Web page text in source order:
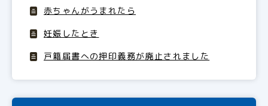
赤ちゃんがうまれたら
妊娠したとき
戸籍届書への押印義務が廃止されました